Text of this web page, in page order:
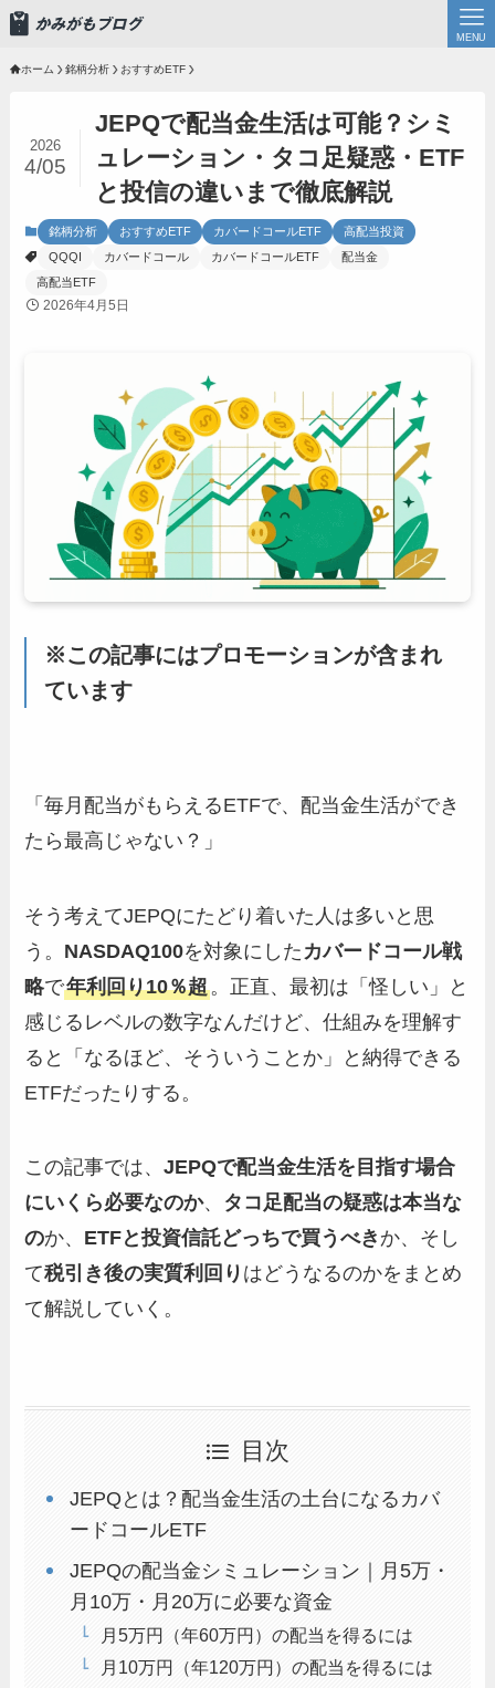
MENU
ホーム 銘柄分析 おすすめETF
JEPQで配当金生活は可能？シミ
ュレーション・タコ足疑惑・ETF
と投信の違いまで徹底解説
2026
4/05
銘柄分析 おすすめETF カバードコールETF
高配当投資
QQQI
カバードコール カバードコールETF
配当金
高配当ETF
2026年4月5日
※この記事にはプロモーションが含まれ
ています
「毎月配当がもらえるETFで、配当金生活ができ
たら最高じゃない？」
そう考えてJEPQにたどり着いた人は多いと思
う。 NASDAQ100を対象にした カバードコール戦
略で年利回り10％超。正直、最初は「怪しい」と
感じるレベルの数字なんだけど、仕組みを理解す
ると「なるほど、そういうことか」と納得できる
ETFだったりする。
この記事では、JEPQで配当金生活を目指す場合
にいくら必要なのか、 タコ足配当の疑惑は本当な
のか、 ETFと投資信託どっちで買うべき か、そし
て税引き後の実質利回り はどうなるのかをまとめ
て解説していく。
目次
JEPQとは？配当金生活の土台になるカバ
ードコールETF
JEPQの配当金シミュレーション｜月5万・
月10万・月20万に必要な資金
月5万円（年60万円）の配当を得るには
月10万円（年120万円）の配当を得るには